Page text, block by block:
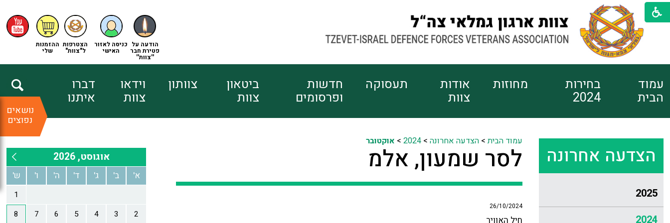
ההזמנות
שלי
הצטרפות
ל"צוות"
כניסה לאזור
האישי
הודעה על
פטירת חבר
''צוות''
עמוד
הבית
בחירות
2024
מחוזות אודות
צוות
תעסוקה חדשות
ופרסומים
ביטאון
צוות
צוותון וידאו
צוות
דברו
איתנו
נושאים
נפוצים
הצדעה אחרונה
2025
2024
עמוד הבית>הצדעה אחרונה >
2024
> אוקטובר
לסר שמעון, אלמ
26/10/2024
חיל האוויר